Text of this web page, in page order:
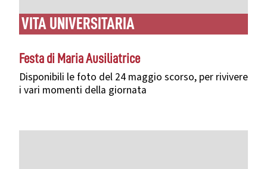
VITA UNIVERSITARIA
Festa di Maria Ausiliatrice
Disponibili le foto del 24 maggio scorso, per rivivere
i vari momenti della giornata